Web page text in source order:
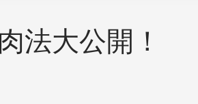
法大公開！